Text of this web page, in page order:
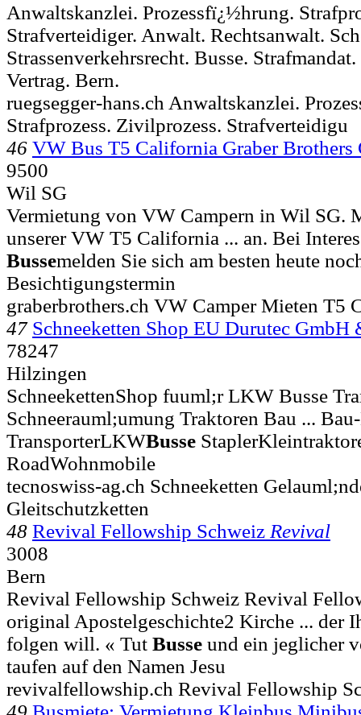
Anwaltskanzlei. Prozessfï¿½hrung.
Strafverteidiger. Anwalt. Rechtsanwalt.
Strassenverkehrsrecht. Busse.
Vertrag. Bern.
ruegsegger-hans.ch Anwaltskanzlei.
Strafprozess. Zivilprozess. Strafverteidigu
46 VW Bus T5 California Graber Brothers
9500
Wil SG
Vermietung von VW Campern in Wil SG.
unserer VW T5 California ... an. Bei
Bussemelden Sie sich am besten heute
Besichtigungstermin
graberbrothers.ch VW Camper Mieten T5
47 Schneeketten Shop EU Durutec GmbH
78247
Hilzingen
SchneekettenShop fuuml;r LKW Busse
Schneerauml;umung Traktoren Bau ...
TransporterLKWBusse
RoadWohnmobile
tecnoswiss-ag.ch Schneeketten
Gleitschutzketten
48 Revival Fellowship Schweiz Revival
3008
Bern
Revival Fellowship Schweiz Revival
original Apostelgeschichte2 Kirche ... der
folgen will. « Tut Busse und ein jeglicher
taufen auf den Namen Jesu
revivalfellowship.ch Revival Fellowship